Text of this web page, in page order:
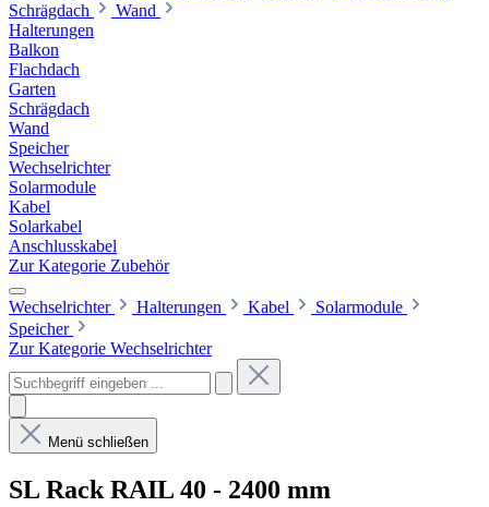
Schrägdach
Wand
Halterungen
Balkon
Flachdach
Garten
Schrägdach
Wand
Speicher
Wechselrichter
Solarmodule
Kabel
Solarkabel
Anschlusskabel
Zur Kategorie Zubehör
Wechselrichter Halterungen Kabel
Solarmodule
Speicher
Zur Kategorie Wechselrichter
Menü schließen
SL Rack RAIL 40 - 2400 mm